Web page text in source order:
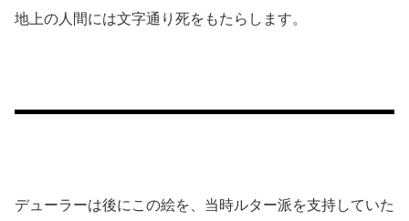
地上の人間には文字通り死をもたらします。
デューラーは後にこの絵を、当時ルター派を支持していた